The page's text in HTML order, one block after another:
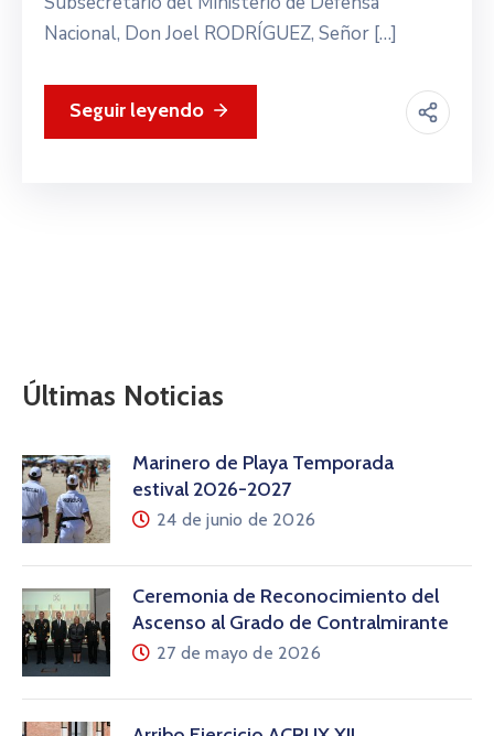
Nacional, Don Joel RODRÍGUEZ, Señor […]
Seguir leyendo
Últimas Noticias
Marinero de Playa Temporada
estival 2026-2027
24 de junio de 2026
Ceremonia de Reconocimiento del
Ascenso al Grado de Contralmirante
27 de mayo de 2026